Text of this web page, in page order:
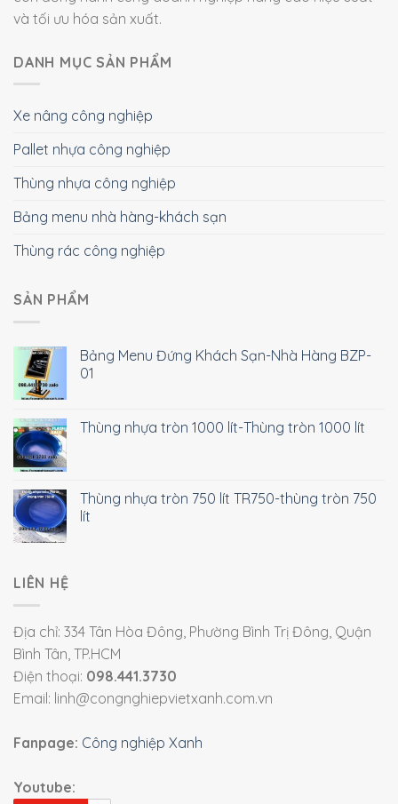
và tối ưu hóa sản xuất.
DANH MỤC SẢN PHẨM
Xe nâng công nghiệp
Pallet nhựa công nghiệp
Thùng nhựa công nghiệp
Bảng menu nhà hàng-khách sạn
Thùng rác công nghiệp
SẢN PHẨM
Bảng Menu Đứng Khách Sạn-Nhà Hàng BZP-
01
Thùng nhựa tròn 1000 lít-Thùng tròn 1000 lít
Thùng nhựa tròn 750 lít TR750-thùng tròn 750
lít
LIÊN HỆ
Địa chỉ: 334 Tân Hòa Đông, Phường Bình Trị Đông, Quận
Bình Tân, TP.HCM
Điện thoại: 098.441.3730
Email: linh@congnghiepvietxanh.com.vn
Fanpage: Công nghiệp Xanh
Youtube: